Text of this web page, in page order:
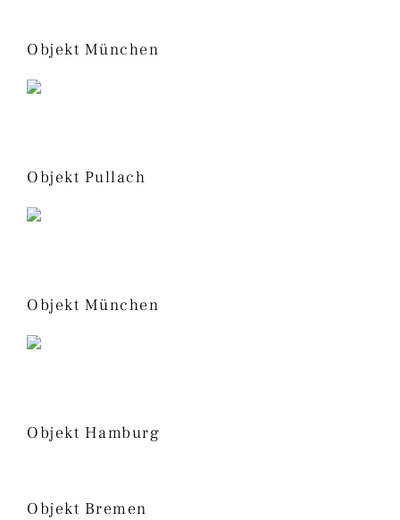
Objekt München
Objekt Pullach
Objekt München
Objekt Hamburg
Objekt Bremen